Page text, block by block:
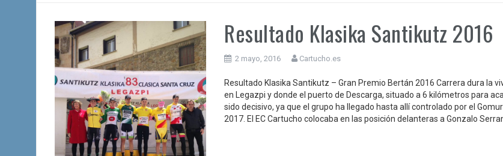
Resultado Klasika Santikutz 2016
2 mayo, 2016 Cartucho.es
Resultado Klasika Santikutz – Gran Premio Bertán 2016 Carrera dura la
en Legazpi y donde el puerto de Descarga, situado a 6 kilómetros para
sido decisivo, ya que el grupo ha llegado hasta allí controlado por el
2017. El EC Cartucho colocaba en las posición delanteras a Gonzalo